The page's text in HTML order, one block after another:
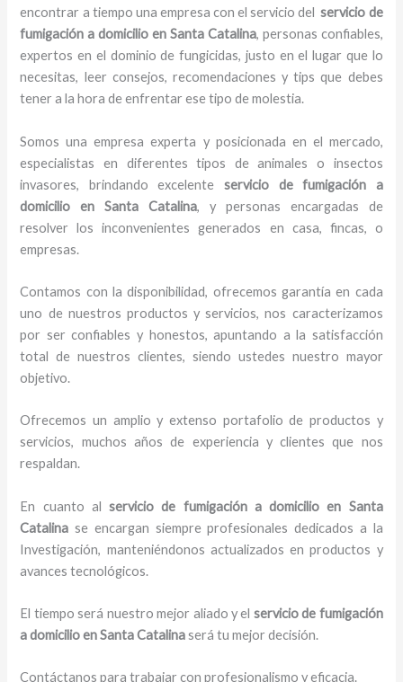
encontrar a tiempo una empresa con el servicio delservicio de
fumigación a domicilioen Santa Catalina, personas confiables,
expertos en el dominio de fungicidas, justo en el lugar que lo
necesitas, leer consejos, recomendaciones y tips que debes
tener a la hora de enfrentar ese tipo de molestia.
Somos una empresa experta y posicionada en el mercado,
especialistas en diferentes tipos de animales o insectos
invasores, brindando excelente servicio de fumigación a
domicilio en Santa Catalina, y personas encargadas de
resolver los inconvenientes generados en casa, fincas, o
empresas.
Contamos con la disponibilidad, ofrecemos garantía en cada
uno de nuestros productos y servicios, nos caracterizamos
por ser confiables y honestos, apuntando a la satisfacción
total de nuestros clientes, siendo ustedes nuestro mayor
objetivo.
Ofrecemos un amplio y extenso portafolio de productos y
servicios, muchos años de experiencia y clientes que nos
respaldan.
En cuanto alservicio de fumigación a domicilio en Santa
Catalinase encargan siempre profesionales dedicados a la
Investigación, manteniéndonos actualizados en productos y
avances tecnológicos.
El tiempo será nuestro mejor aliado y el servicio de fumigación
a domicilioen Santa Catalinaserá tu mejor decisión.
Contáctanos para trabajar con profesionalismo y eficacia.